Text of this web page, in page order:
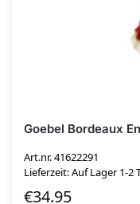
Goebel Bordeaux
Art.nr. 41622291
Lieferzeit: Auf Lager 1-2
€34.95